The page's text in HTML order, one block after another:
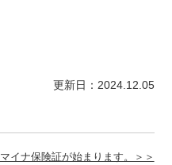
更新日：2024.12.05
マイナ保険証が始まります。＞＞